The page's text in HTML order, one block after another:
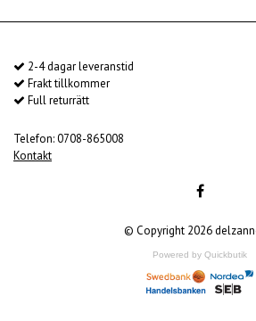
2-4 dagar leveranstid
Frakt tillkommer
Full returrätt
Telefon: 0708-865008
Kontakt
© Copyright 2026
Powered by Quickbutik